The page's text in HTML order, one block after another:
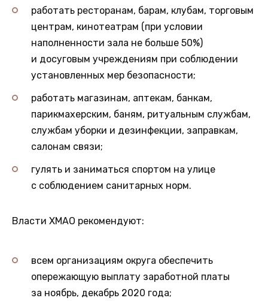
работать ресторанам, барам, клубам, торговым
центрам, кинотеатрам (при условии
наполненности зала не больше 50%)
и досуговым учреждениям при соблюдении
установленных мер безопасности;
работать магазинам, аптекам, банкам,
парикмахерским, баням, ритуальным службам,
службам уборки и дезинфекции, заправкам,
салонам связи;
гулять и заниматься спортом на улице
с соблюдением санитарных норм.
Власти ХМАО рекомендуют:
всем организациям округа обеспечить
опережающую выплату заработной платы
за ноябрь, декабрь 2020 года;